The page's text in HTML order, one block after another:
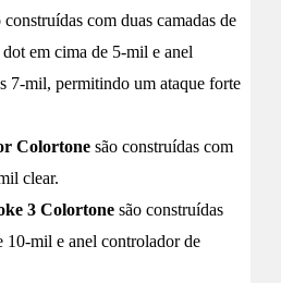
construídas com duas camadas de
em cima de 5-mil e anel
7-mil, permitindo um ataque forte
Colortone são construídas com
clear.
3 Colortone são construídas
10-mil e anel controlador de